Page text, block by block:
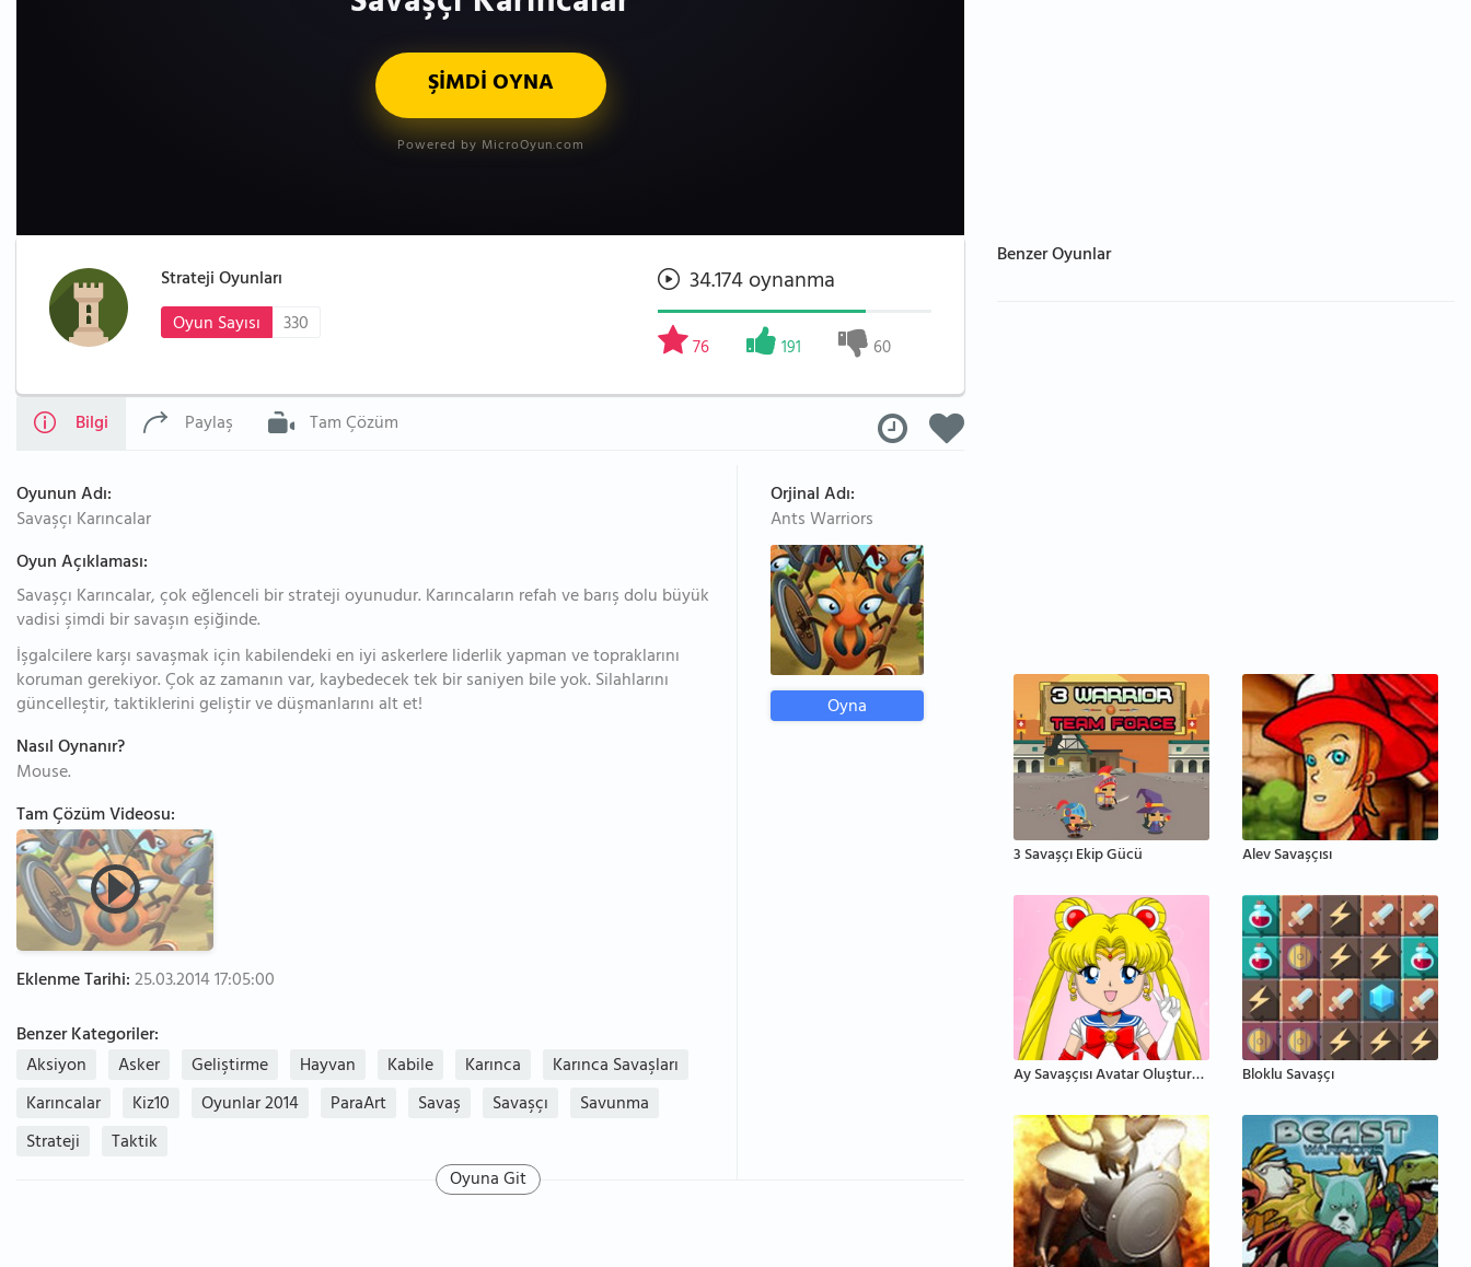
ŞİMDİ OYNA
Powered by MicroOyun.com
Strateji Oyunları
Oyun Sayısı
330
34.174 oynanma
76 191 60
Bilgi Paylaş Tam Çözüm
Oyunun Adı:
Savaşçı Karıncalar
Oyun Açıklaması:
Savaşçı Karıncalar, çok eğlenceli bir strateji oyunudur. Karıncaların refah ve barış dolu büyük
vadisi şimdi bir savaşın eşiğinde.
İşgalcilere karşı savaşmak için kabilendeki en iyi askerlere liderlik yapman ve topraklarını
koruman gerekiyor. Çok az zamanın var, kaybedecek tek bir saniyen bile yok. Silahlarını
güncelleştir, taktiklerini geliştir ve düşmanlarını alt et!
Nasıl Oynanır?
Mouse.
Tam Çözüm Videosu:
Eklenme Tarihi:25.03.2014 17:05:00
Benzer Kategoriler:
Aksiyon
Asker Geliştirme Hayvan Kabile Karınca
Karınca Savaşları
Karıncalar
Kiz10 Oyunlar 2014 ParaArt Savaş Savaşçı
Savunma
Strateji
Taktik
Orjinal Adı:
Ants Warriors
Oyna
Oyuna Git
Benzer Oyunlar
3 Savaşçı Ekip Gücü Alev Savaşçısı
Ay Savaşçısı Avatar Oluşturucu Bloklu Savaşçı